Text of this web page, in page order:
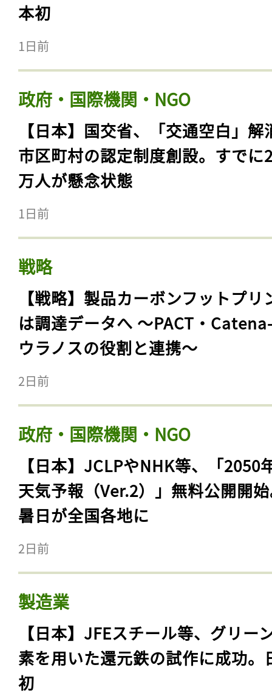
本初
1日前
政府・国際機関・NGO
【日本】国交省、「交通空白」解
市区町村の認定制度創設。すでに
万人が懸念状態
1日前
戦略
【戦略】製品カーボンフットプリ
は調達データへ 〜PACT・
ウラノスの役割と連携〜
2日前
政府・国際機関・NGO
【日本】JCLPやNHK等、「2050
天気予報（Ver.2）」無料公開開
暑日が全国各地に
2日前
製造業
【日本】JFEスチール等、グリー
素を用いた還元鉄の試作に成功。
初